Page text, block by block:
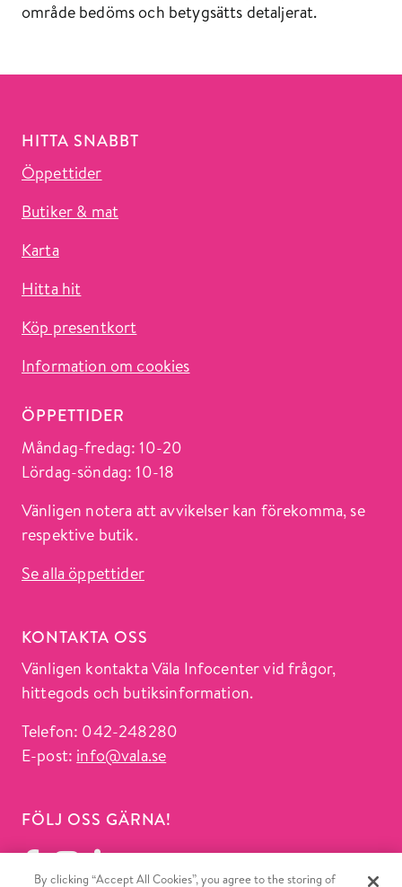
område bedöms och betygsätts detaljerat.
HITTA SNABBT
Öppettider
Butiker & mat
Karta
Hitta hit
Köp presentkort
Information om cookies
ÖPPETTIDER
Måndag-fredag: 10-20
Lördag-söndag: 10-18
Vänligen notera att avvikelser kan förekomma, se
respektive butik.
Se alla öppettider
KONTAKTA OSS
Vänligen kontakta Väla Infocenter vid frågor,
hittegods och butiksinformation.
Telefon: 042-248280
E-post: info@vala.se
FÖLJ OSS GÄRNA!
By clicking “Accept All Cookies”, you agree to the storing of